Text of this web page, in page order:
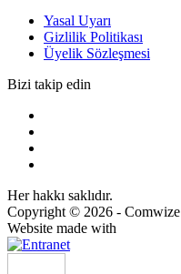
Yasal Uyarı
Gizlilik Politikası
Üyelik Sözleşmesi
Bizi takip edin
Her hakkı saklıdır.
Copyright © 2026 - Comwize
Website made with